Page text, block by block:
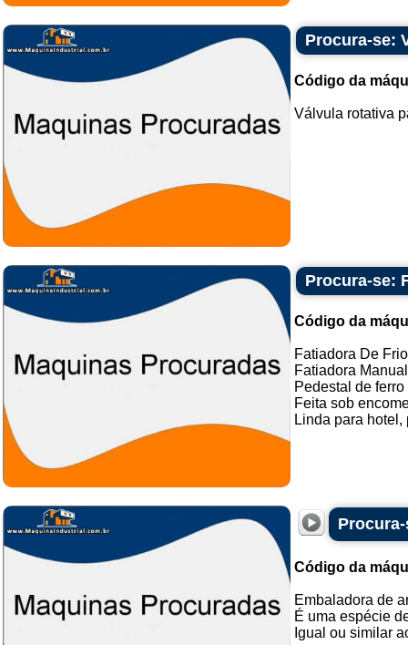
Procura-se:
Código da
Válvula rotativa
Procura-se:
Código da
Fatiadora De
Fatiadora
Pedestal de
Feita sob
Linda para hotel,
Código da
Embaladora de
É uma espécie
Igual ou similar